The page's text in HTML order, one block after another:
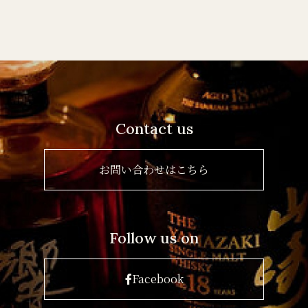
Contact us
お問い合わせはこちら
Follow us on
Facebook